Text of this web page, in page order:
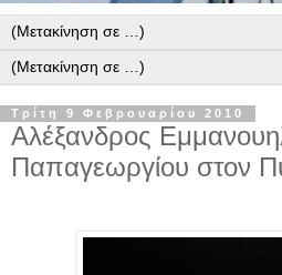
Τρίτη 9 Φεβρουαρίου 2010
Αλέξανδρος
Παπαγεωργίου στον